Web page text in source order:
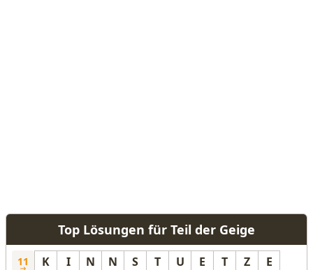
Top Lösungen für Teil der Geige
11 K I N N S T U E T Z E